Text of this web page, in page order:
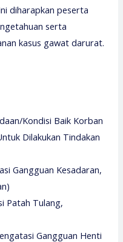
diharapkan peserta
serta
kasus gawat darurat.
Kondisi Baik Korban
Dilakukan Tindakan
Gangguan Kesadaran,
Patah Tulang,
Gangguan Henti